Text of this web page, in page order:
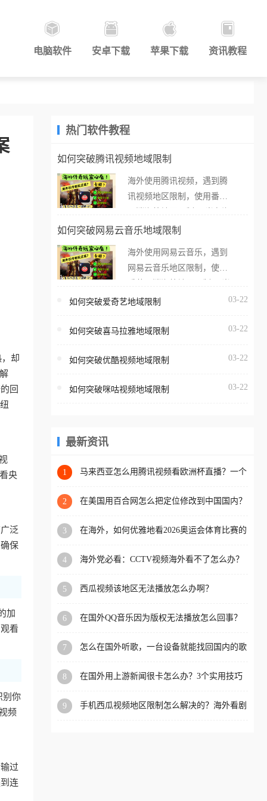
电脑软件 安卓下载 苹果下载 资讯教程
却
回
央
泛
保
加
看
别你
频
过
连
热门软件教程
如何突破腾讯视频地域限制
海外使用腾讯视频，遇到腾
讯视频地区限制，使用番茄
外打开腾讯视频，却突然弹
地区无法播放”的提示语。
海外用户如香港、澳门、台
亚、欧洲等国家和地区时，
台一样，出现地区及版权限
地区播放。 遇到这个问题的
区工作、留学、定居等，都
权限制所困扰。
如何突破网易云音乐地域限制
海外使用网易云音乐，遇到
网易云音乐地区限制，使用
在海外打开网易云音乐，却
所在的地区无法播放”的提示
门、台湾、美国、加拿大、
区时，网易云音乐也会像其
回国加速器，即可解决「海
版权限制」的问题，无论人
国、加拿大、澳大利亚、欧
学、定居等，都可以使用，
扰。
如何突破爱奇艺地域限制 03-22
如何突破喜马拉雅地域限制 03-22
如何突破优酷视频地域限制 03-22
如何突破咪咕视频地域限制 03-22
最新资讯
1
马来西亚怎么用腾讯视频看欧洲杯直播？一个
2
在美国用百合网怎么把定位修改到中国国内？
3
在海外，如何优雅地看2026奥运会体育比赛的
4
海外党必看：CCTV视频海外看不了怎么办？
5 西瓜视频该地区无法播放怎么办啊？
6
在国外QQ音乐因为版权无法播放怎么回事？
7
怎么在国外听歌，一台设备就能找回国内的歌
8
在国外用上游新闻很卡怎么办？3个实用技巧
9
手机西瓜视频地区限制怎么解决的？海外看剧